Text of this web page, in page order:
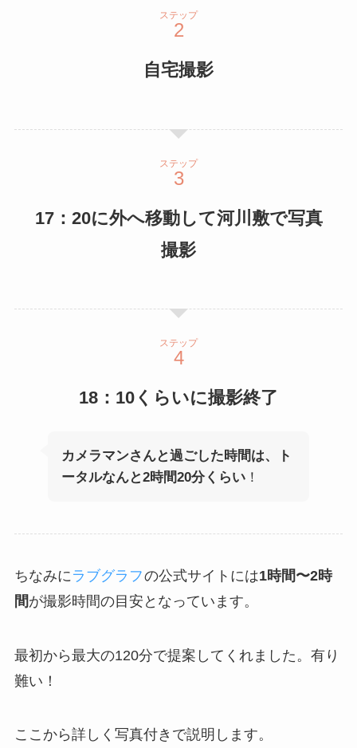
ステップ
自宅撮影
ステップ
17：20に外へ移動して河川敷で写真
撮影
ステップ
18：10くらいに撮影終了
カメラマンさんと過ごした時間は、ト
ータルなんと2時間20分くらい！
ちなみに ラブグラフの公式サイトには1時間〜2時
間が撮影時間の目安となっています。
最初から最大の120分で提案してくれました。有り
難い！
ここから詳しく写真付きで説明します。